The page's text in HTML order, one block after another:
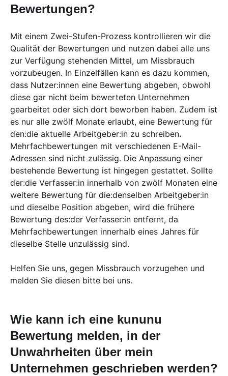
Bewertungen?
Mit einem Zwei-Stufen-Prozess kontrollieren wir die
Qualität der Bewertungen und nutzen dabei alle uns
zur Verfügung stehenden Mittel, um Missbrauch
vorzubeugen. In Einzelfällen kann es dazu kommen,
dass Nutzer:innen eine Bewertung abgeben, obwohl
diese gar nicht beim bewerteten Unternehmen
gearbeitet oder sich dort beworben haben. Zudem ist
es nur alle zwölf Monate erlaubt, eine Bewertung für
den:die aktuelle Arbeitgeber:in zu schreiben.
Mehrfachbewertungen mit verschiedenen E-Mail-
Adressen sind nicht zulässig. Die Anpassung einer
bestehende Bewertung ist hingegen gestattet. Sollte
der:die Verfasser:in innerhalb von zwölf Monaten eine
weitere Bewertung für die:denselben Arbeitgeber:in
und dieselbe Position abgeben, wird die frühere
Bewertung des:der Verfasser:in entfernt, da
Mehrfachbewertungen innerhalb eines Jahres für
dieselbe Stelle unzulässig sind.
Helfen Sie uns, gegen Missbrauch vorzugehen und
melden Sie diesen bitte bei uns.
Wie kann ich eine kununu
Bewertung melden, in der
Unwahrheiten über mein
Unternehmen geschrieben werden?